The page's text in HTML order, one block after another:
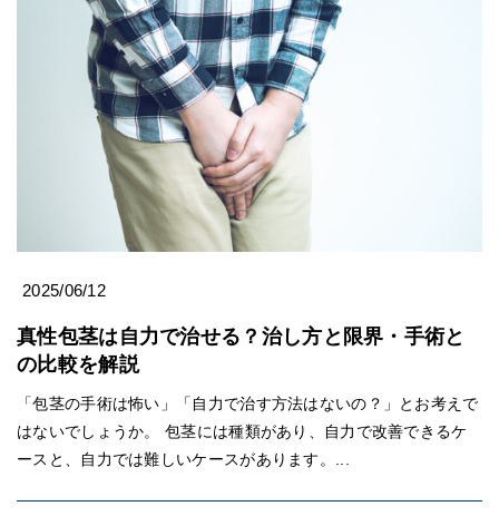
2025/06/12
真性包茎は自力で治せる？治し方と限界・手術と
の比較を解説
「包茎の手術は怖い」「自力で治す方法はないの？」とお考えで
はないでしょうか。 包茎には種類があり、自力で改善できるケ
ースと、自力では難しいケースがあります。...